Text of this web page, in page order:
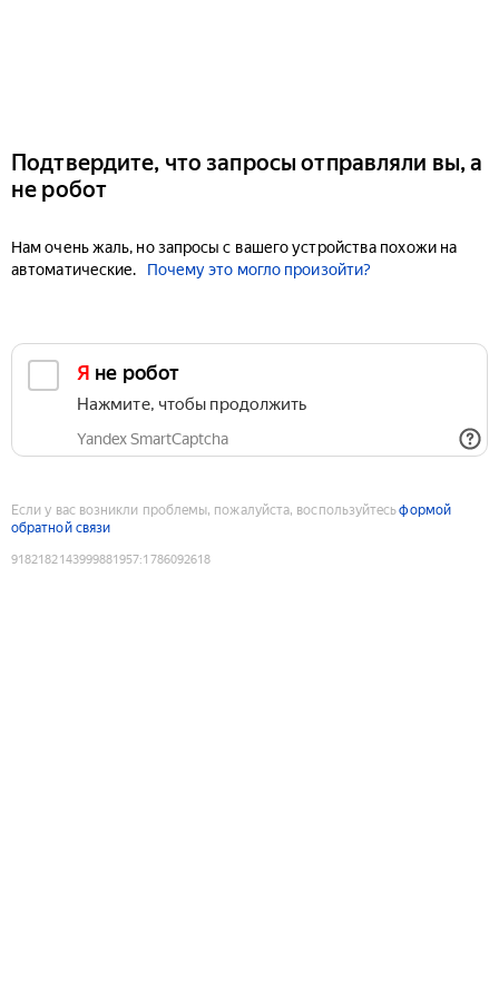
Подтвердите, что запросы отправляли вы, а
не робот
Нам очень жаль, но запросы с вашего устройства похожи на
автоматические.
Почему это могло произойти?
Я не робот
Нажмите, чтобы продолжить
Yandex SmartCaptcha
Если у вас возникли проблемы, пожалуйста, воспользуйтесьформой
обратной связи
9182182143999881957:1786092618